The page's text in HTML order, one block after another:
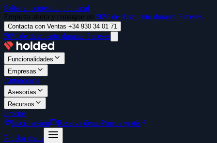
Saltar al contenido principal
Empieza ahora y consigue un 50% de descuento durante 3 meses
Contacta con Ventas +34 930 34 01 71
50% de descuento durante 3 meses
Funcionalidades
Empresas
Autónomos
Asesorías
Recursos
Precios
Inicia sesión
Reserva demoPrueba gratis
Prueba gratis